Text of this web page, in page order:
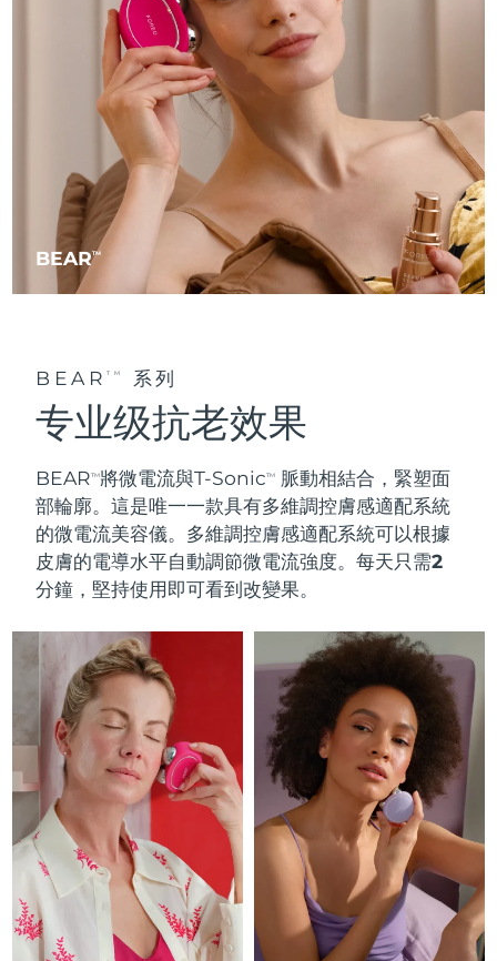
BEARTM
BEARTM 系列
专业级抗老效果
BEARTM將微電流與T-SonicTM 脈動相結合， 緊塑面
部輪廓。這是唯一一款具有多維調控膚感適配系統
的微電流美容儀。多維調控膚感適配系統可以根據
皮膚的電導水平自動調節微電流強度。每天只需2
分鐘 ，堅持使用即可看到改變果。